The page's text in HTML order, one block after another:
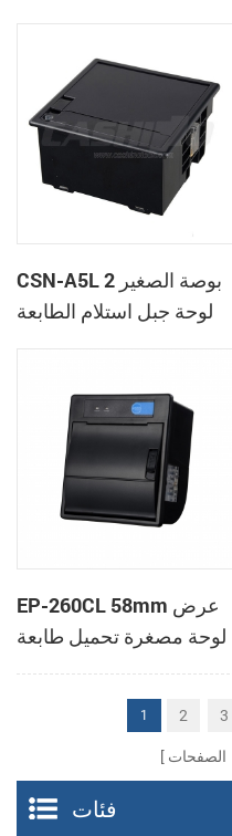
CSN-A5L 2 بوصة الصغير
لوحة جبل استلام الطابعة
EP-260CL 58mm عرض
لوحة مصغرة تحميل طابعة
حرارية مع لصناعة
السيارات في القاطع
1 2 3
الصفحات
فئات